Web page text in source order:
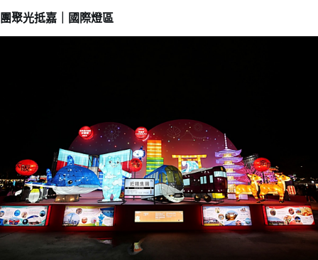
團聚光抵嘉｜國際燈區